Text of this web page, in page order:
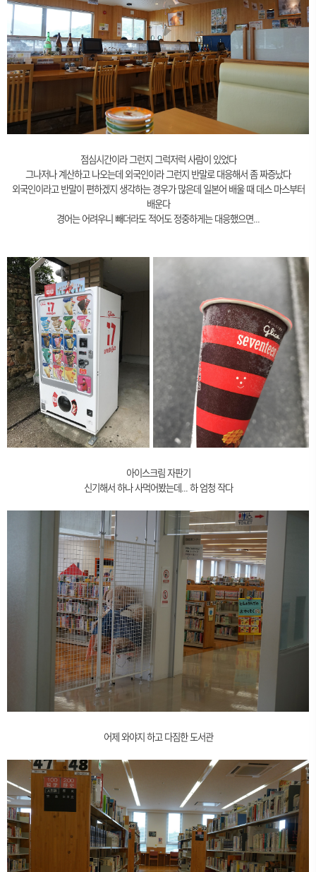
점심시간이라 그런지 그럭저럭 사람이 있었다
그나저나 계산하고 나오는데 외국인이라 그런지 반말로 대응해서 좀 짜증났다
외국인이라고 반말이 편하겠지 생각하는 경우가 많은데 일본어 배울 때 데스 마스부터
배운다
경어는 어려우니 빼더라도 적어도 정중하게는 대응했으면...
아이스크림 자판기
신기해서 하나 사먹어봤는데... 하 엄청 작다
어제 와야지 하고 다짐한 도서관